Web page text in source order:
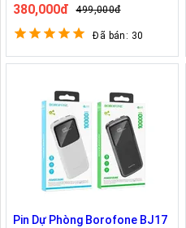
380,000đ 499,000đ
Đã bán: 30
Pin Dự Phòng Borofone BJ17